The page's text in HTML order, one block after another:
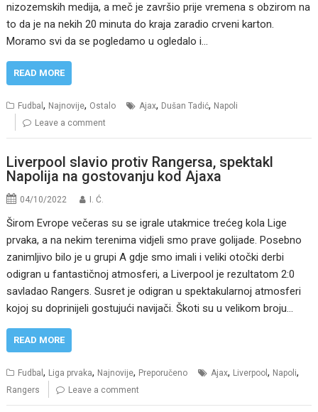
nizozemskih medija, a meč je završio prije vremena s obzirom na
to da je na nekih 20 minuta do kraja zaradio crveni karton.
Moramo svi da se pogledamo u ogledalo i…
READ MORE
Fudbal, Najnovije, Ostalo Ajax, Dušan Tadić, Napoli
Leave a comment
Liverpool slavio protiv Rangersa, spektakl
Napolija na gostovanju kod Ajaxa
04/10/2022 I. Ć.
Širom Evrope večeras su se igrale utakmice trećeg kola Lige
prvaka, a na nekim terenima vidjeli smo prave golijade. Posebno
zanimljivo bilo je u grupi A gdje smo imali i veliki otočki derbi
odigran u fantastičnoj atmosferi, a Liverpool je rezultatom 2:0
savladao Rangers. Susret je odigran u spektakularnoj atmosferi
kojoj su doprinijeli gostujući navijači. Škoti su u velikom broju…
READ MORE
Fudbal, Liga prvaka, Najnovije, Preporučeno Ajax, Liverpool, Napoli,
Rangers Leave a comment